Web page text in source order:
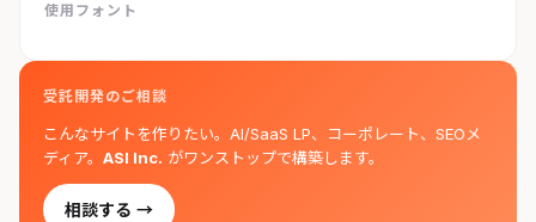
使用フォント
受託開発のご相談
こんなサイトを作りたい。AI/SaaS LP、コーポレート、SEOメ
ディア。 ASI Inc. がワンストップで構築します。
相談する →